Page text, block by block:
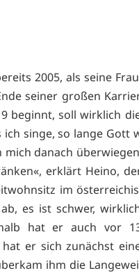
2005, als seine
seiner großen
beginnt, soll wirklich
ich singe, so lange Gott
mich danach
erklärt Heino,
im
es ist schwer,
hat er auch vor
er sich zunächst
ihm die